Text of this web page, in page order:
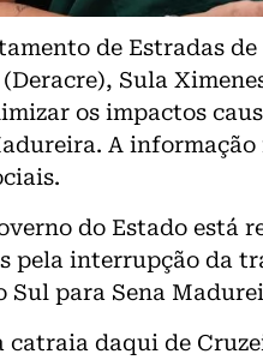
de Estradas
Sula
os impactos
A
do Estado está
pela interrupção da
Sul para Sena
catraia daqui de